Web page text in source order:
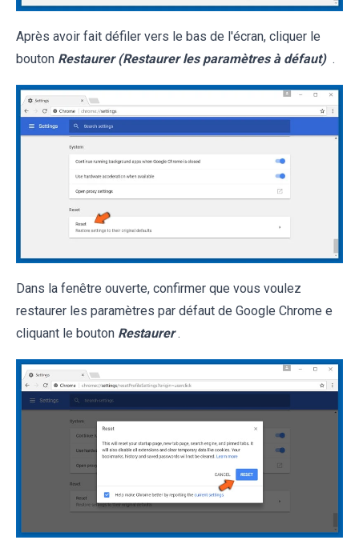
Après avoir fait défiler vers le bas de l'écran, cliquer le
bouton Restaurer (Restaurer les paramètres à défaut) .
Dans la fenêtre ouverte, confirmer que vous voulez
restaurer les paramètres par défaut de Google Chrome e
cliquant le bouton Restaurer .